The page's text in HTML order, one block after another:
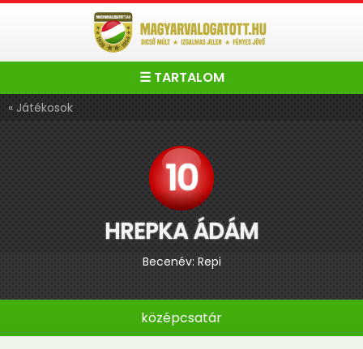
☰ TARTALOM
« Játékosok
10
HREPKA ÁDÁM
Becenév: Repi
középcsatár